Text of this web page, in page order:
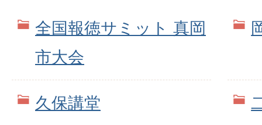
全国報徳サミット 真岡
市大会
久保講堂